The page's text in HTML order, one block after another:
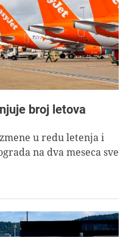
broj letova
u redu letenja i
na dva meseca sve